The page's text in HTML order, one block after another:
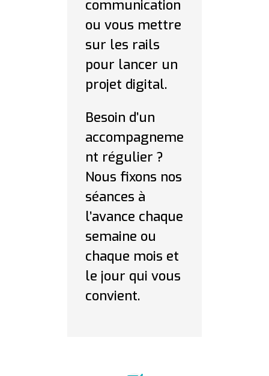
communication
ou vous mettre
sur les rails
pour lancer un
projet digital.
Besoin d’un
accompagneme
nt régulier ?
Nous fixons nos
séances à
l’avance chaque
semaine ou
chaque mois et
le jour qui vous
convient.